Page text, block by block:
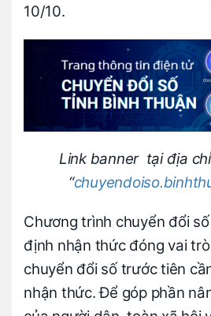
10/10.
Link banner tại địa
“
Chương trình chuyển đổi
định nhận thức đóng vai
chuyển đổi số trước tiên
nhận thức. Để góp phần